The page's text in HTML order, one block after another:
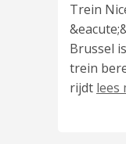
Trein
Brussel
trein
rijdt lees